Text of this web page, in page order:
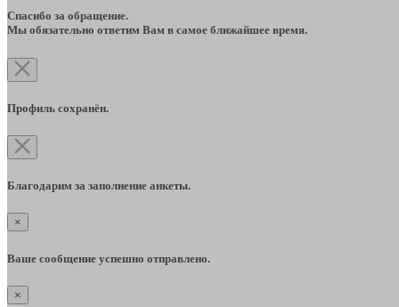
Спасибо за обращение.
Мы обязательно ответим Вам в самое ближайшее время.
Профиль сохранён.
Благодарим за заполнение анкеты.
×
Ваше сообщение успешно отправлено.
×